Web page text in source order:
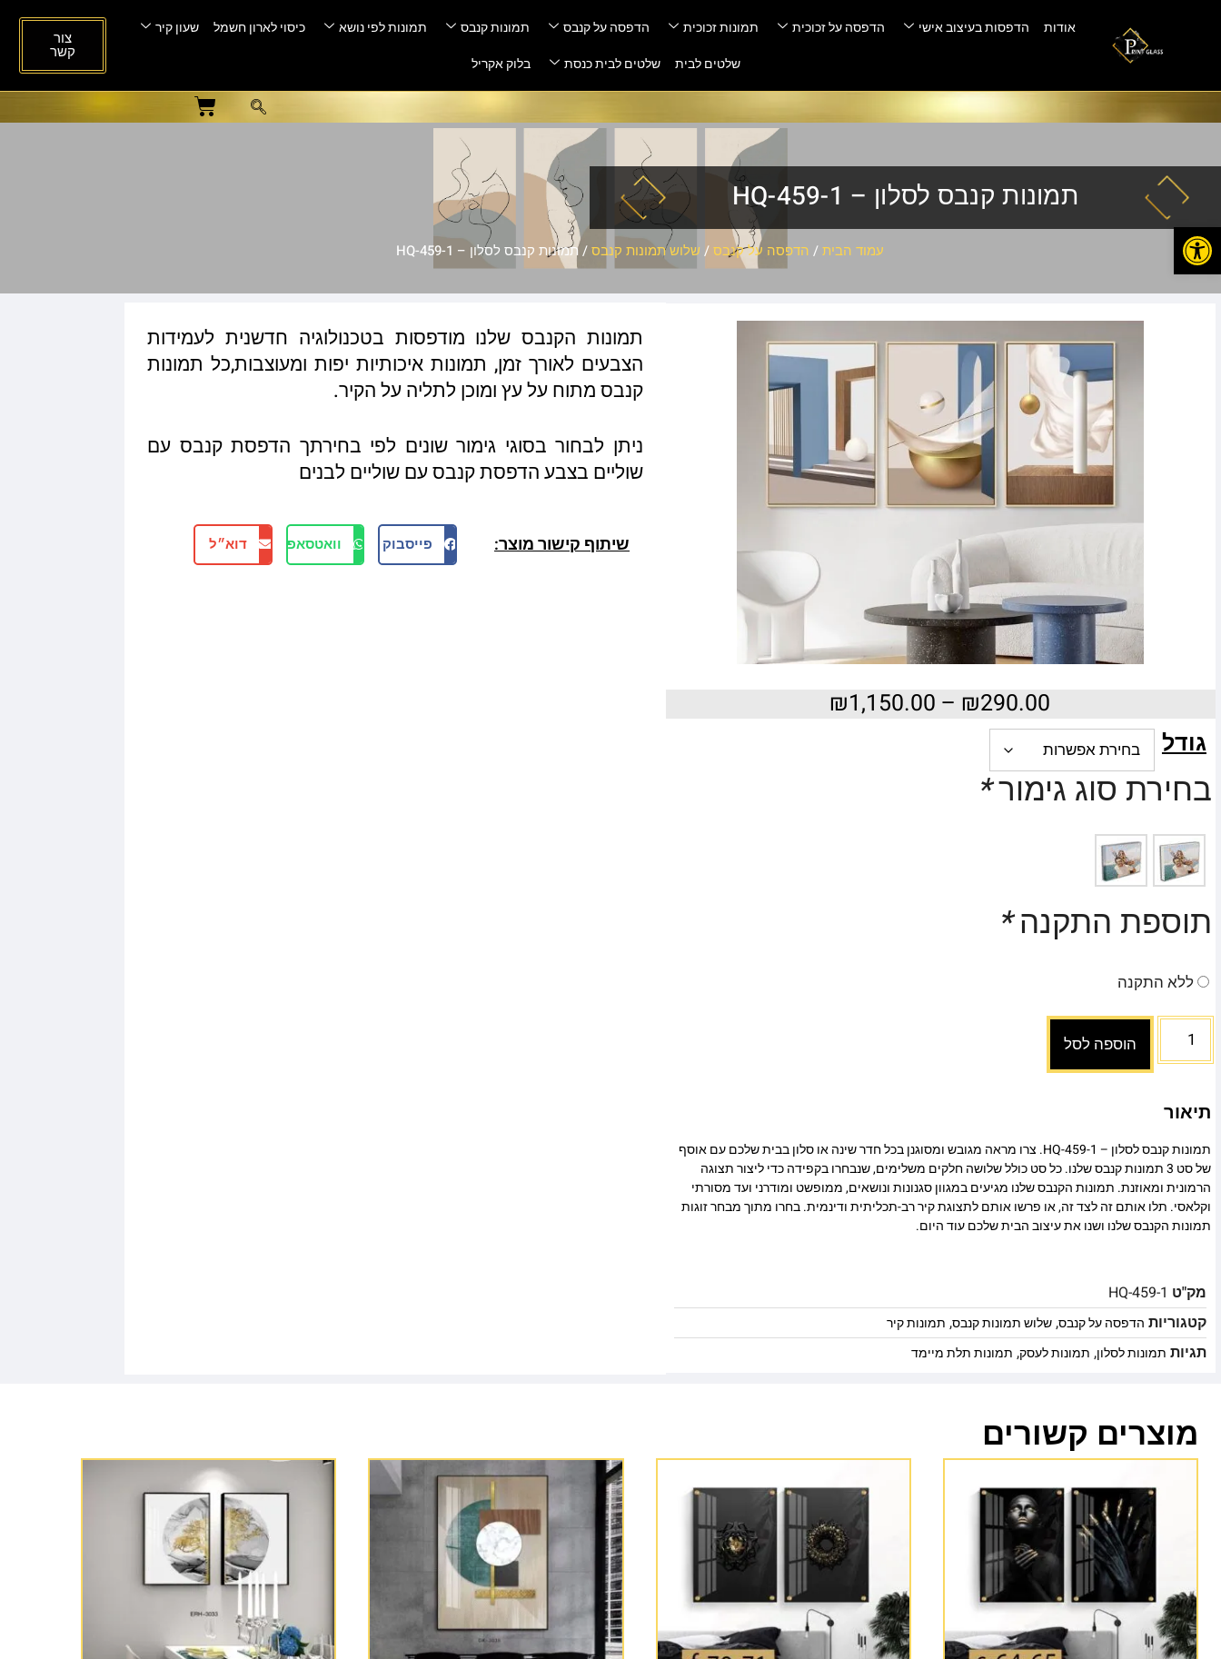
אודות הדפסות בעיצוב אישי הדפסה על זכוכית תמונות זכוכית הדפסה על קנבס תמונות קנבס תמונות לפי נושא כיסוי לארון חשמל
שעון קיר
שלטים לבית
שלטים לבית כנסת בלוק אקריל
צור
קשר
תמונות קנבס לסלון – HQ-459-1
עמוד הבית/ הדפסה על קנבס/שלוש תמונות קנבס/ תמונות קנבס לסלון – HQ-459-1
₪290.00
–
₪1,150.00
גודל
בחירת סוג גימור*
תוספת התקנה*
ללא התקנה
הוספה לסל
תיאור
תמונות קנבס לסלון – HQ-459-1. צרו מראה מגובש ומסוגנן בכל חדר שינה או סלון בבית שלכם עם אוסף
של סט 3 תמונות קנבס שלנו. כל סט כולל שלושה חלקים משלימים, שנבחרו בקפידה כדי ליצור תצוגה
הרמונית ומאוזנת. תמונות הקנבס שלנו מגיעים במגוון סגנונות ונושאים, ממופשט ומודרני ועד מסורתי
וקלאסי. תלו אותם זה לצד זה, או פרשו אותם לתצוגת קיר רב-תכליתית ודינמית. בחרו מתוך מבחר זוגות
תמונות הקנבס שלנו ושנו את עיצוב הבית שלכם עוד היום.
מק"ט HQ-459-1
קטגוריות הדפסה על קנבס,שלוש תמונות קנבס, תמונות קיר
תגיות תמונות לסלון, תמונות לעסק, תמונות תלת מיימד
תמונות הקנבס שלנו מודפסות בטכנולוגיה חדשנית לעמידות
הצבעים לאורך זמן, תמונות איכותיות יפות ומעוצבות,כל תמונות
קנבס מתוח על עץ ומוכן לתליה על הקיר.
ניתן לבחור בסוגי גימור שונים לפי בחירתך הדפסת קנבס עם
שוליים בצבע הדפסת קנבס עם שוליים לבנים
שיתוף קישור מוצר: פייסבוק וואטסאפ דוא״ל
מוצרים קשורים
פתח סרגל נגישות